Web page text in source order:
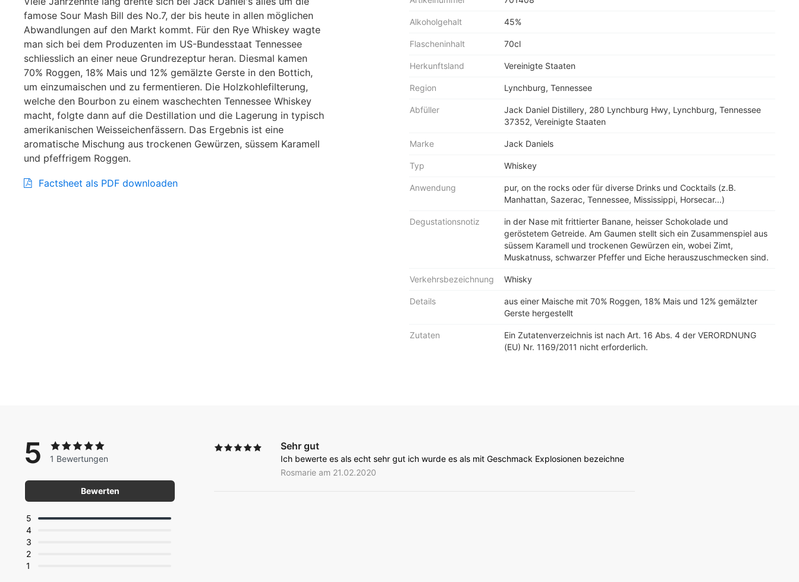
famose Sour Mash Bill des No.7, der bis heute in allen möglichen
Abwandlungen auf den Markt kommt. Für den Rye Whiskey wagte
man sich bei dem Produzenten im US-Bundesstaat Tennessee
schliesslich an einer neue Grundrezeptur heran. Diesmal kamen
70% Roggen, 18% Mais und 12% gemälzte Gerste in den Bottich,
um einzumaischen und zu fermentieren. Die Holzkohlefilterung,
welche den Bourbon zu einem waschechten Tennessee Whiskey
macht, folgte dann auf die Destillation und die Lagerung in typisch
amerikanischen Weisseichenfässern. Das Ergebnis ist eine
aromatische Mischung aus trockenen Gewürzen, süssem Karamell
und pfeffrigem Roggen.
Factsheet als PDF downloaden
Alkoholgehalt 45%
Flascheninhalt 70cl
Herkunftsland Vereinigte Staaten
Region Lynchburg, Tennessee
Abfüller
Jack Daniel Distillery, 280 Lynchburg Hwy, Lynchburg, Tennessee
37352, Vereinigte Staaten
Marke Jack Daniels
Typ Whiskey
Anwendung
pur, on the rocks oder für diverse Drinks und Cocktails (z.B.
Manhattan, Sazerac, Tennessee, Mississippi, Horsecar...)
Degustationsnotiz
in der Nase mit frittierter Banane, heisser Schokolade und
geröstetem Getreide. Am Gaumen stellt sich ein Zusammenspiel aus
süssem Karamell und trockenen Gewürzen ein, wobei Zimt,
Muskatnuss, schwarzer Pfeffer und Eiche herauszuschmecken sind.
Verkehrsbezeichnung Whisky
Details
aus einer Maische mit 70% Roggen, 18% Mais und 12% gemälzter
Gerste hergestellt
Zutaten
Ein Zutatenverzeichnis ist nach Art. 16 Abs. 4 der VERORDNUNG
(EU) Nr. 1169/2011 nicht erforderlich.
5 1 Bewertungen
Bewerten
5
4
3
2
1
Sehr gut
Ich bewerte es als echt sehr gut ich wurde es als mit Geschmack Explosionen bezeichne
Rosmarie am 21.02.2020